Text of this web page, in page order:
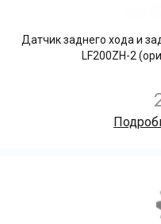
Датчик заднего хода и
LF200ZH-2